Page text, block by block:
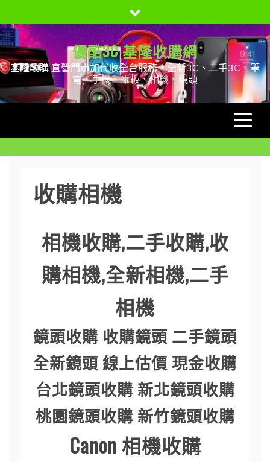
to
content
優酷3C 基隆收購網
基隆收購 直營門市加代收全台服務，全新3C、二手3C、筆
電、手機、平板、相機、鏡頭
收購相機
相機收購,二手收購,收
購相機,全新相機,二手
相機
鏡頭收購 收購鏡頭 二手鏡頭
全新鏡頭 線上估價 現金收購
台北鏡頭收購 新北鏡頭收購
桃園鏡頭收購 新竹鏡頭收購
Canon 相機收購